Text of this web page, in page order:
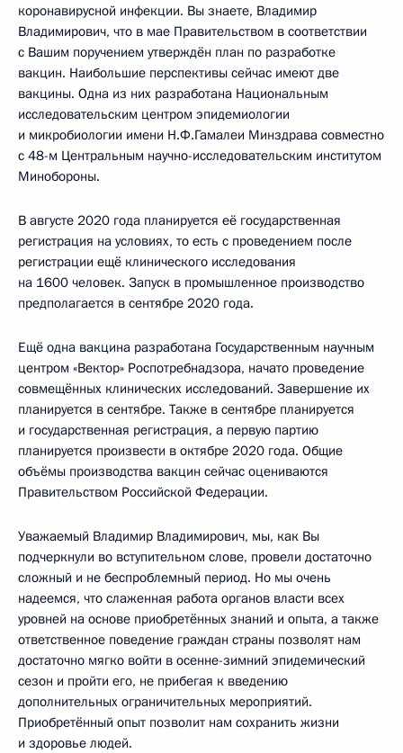
коронавирусной инфекции. Вы знаете, Владимир
Владимирович, что в мае Правительством в соответствии
с Вашим поручением утверждён план по разработке
вакцин. Наибольшие перспективы сейчас имеют две
вакцины. Одна из них разработана Национальным
исследовательским центром эпидемиологии
и микробиологии имени Н.Ф.Гамалеи Минздрава совместно
с 48-м Центральным научно-исследовательским институтом
Минобороны.
В августе 2020 года планируется её государственная
регистрация на условиях, то есть с проведением после
регистрации ещё клинического исследования
на 1600 человек. Запуск в промышленное производство
предполагается в сентябре 2020 года.
Ещё одна вакцина разработана Государственным научным
центром «Вектор» Роспотребнадзора, начато проведение
совмещённых клинических исследований. Завершение их
планируется в сентябре. Также в сентябре планируется
и государственная регистрация, а первую партию
планируется произвести в октябре 2020 года. Общие
объёмы производства вакцин сейчас оцениваются
Правительством Российской Федерации.
Уважаемый Владимир Владимирович, мы, как Вы
подчеркнули во вступительном слове, провели достаточно
сложный и не беспроблемный период. Но мы очень
надеемся, что слаженная работа органов власти всех
уровней на основе приобретённых знаний и опыта, а также
ответственное поведение граждан страны позволят нам
достаточно мягко войти в осенне-зимний эпидемический
сезон и пройти его, не прибегая к введению
дополнительных ограничительных мероприятий.
Приобретённый опыт позволит нам сохранить жизни
и здоровье людей.